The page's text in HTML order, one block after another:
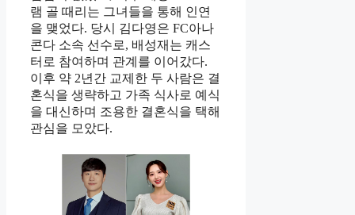
램 골 때리는 그녀들을 통해 인연
을 맺었다. 당시 김다영은 FC아나
콘다 소속 선수로, 배성재는 캐스
터로 참여하며 관계를 이어갔다.
이후 약 2년간 교제한 두 사람은 결
혼식을 생략하고 가족 식사로 예식
을 대신하며 조용한 결혼식을 택해
관심을 모았다.